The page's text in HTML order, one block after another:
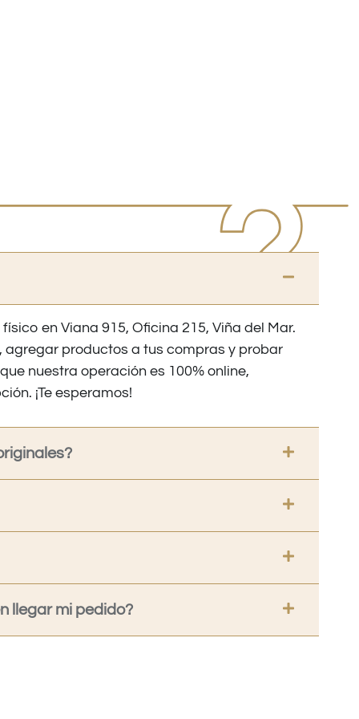
en Viana 915, Oficina 215, Viña del Mar.
agregar productos a tus compras y probar
nuestra operación es 100% online,
¡Te esperamos!
llegar mi pedido?